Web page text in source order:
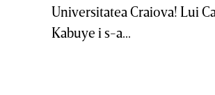
Universitatea Craiova! Lui
Kabuye i s-a...